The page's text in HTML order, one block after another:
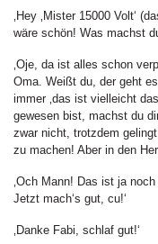
‚Hey ‚Mister 15000 Volt‘
wäre schön! Was machst
‚Oje, da ist alles schon
Oma. Weißt du, der geht
immer ‚das ist vielleicht
gewesen bist, machst du
zwar nicht, trotzdem
zu machen! Aber in den
‚Och Mann! Das ist ja
Jetzt mach‘s gut, cu!‘
‚Danke Fabi, schlaf gut!‘